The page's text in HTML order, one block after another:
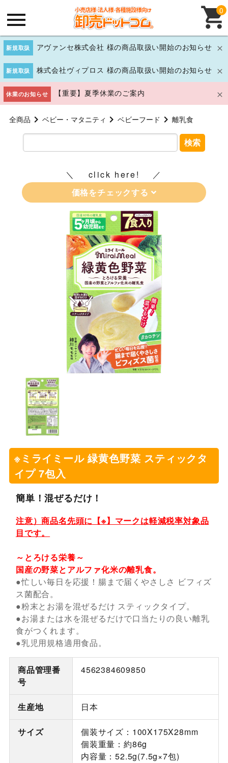
新規取扱 アヴァンセ株式会社 様の商品取扱い開始のお知らせ
新規取扱 株式会社ヴィプロス 様の商品取扱い開始のお知らせ
休業のお知らせ 【重要】夏季休業のご案内
0
全商品 ベビー・マタニティ ベビーフード 離乳食
検索
click here!
価格をチェックする
※ミライミール 緑黄色野菜 スティックタ
イプ 7包入
簡単！混ぜるだけ！
注意）商品名先頭に【※】マークは軽減税率対象品
目です。
～とろける栄養～
国産の野菜とアルファ化米の離乳食。
●忙しい毎日を応援！腸まで届くやさしさ ビフィズ
ス菌配合。
●粉末とお湯を混ぜるだけ スティックタイプ。
●お湯または水を混ぜるだけで口当たりの良い離乳
食がつくれます。
●乳児用規格適用食品。
商品管理番
号
4562384609850
生産地 日本
サイズ
個装サイズ：100X175X28mm
個装重量：約86g
内容量：52.5g(7.5g×7包)